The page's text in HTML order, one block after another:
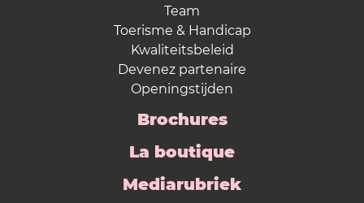
Team
Toerisme & Handicap
Kwaliteitsbeleid
Devenez partenaire
Openingstijden
Brochures
La boutique
Mediarubriek